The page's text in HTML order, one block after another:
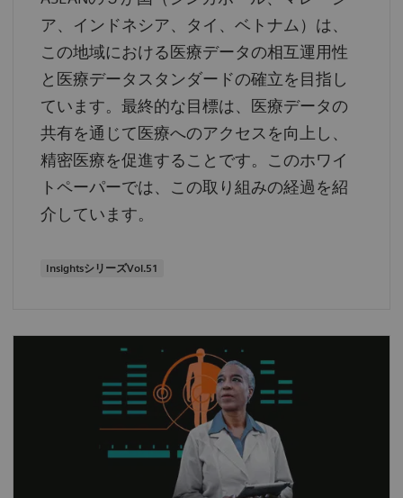
ア、インドネシア、タイ、ベトナム）は、
この地域における医療データの相互運用性
と医療データスタンダードの確立を目指し
ています。最終的な目標は、医療データの
共有を通じて医療へのアクセスを向上し、
精密医療を促進することです。このホワイ
トペーパーでは、この取り組みの経過を紹
介しています。
InsightsシリーズVol.51